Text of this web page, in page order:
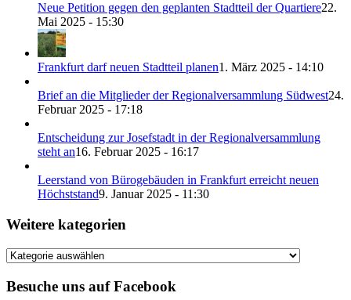
Neue Petition gegen den geplanten Stadtteil der Quartiere22.
Mai 2025 - 15:30
Frankfurt darf neuen Stadtteil planen1. März 2025 - 14:10
Brief an die Mitglieder der Regionalversammlung Südwest24.
Februar 2025 - 17:18
Entscheidung zur Josefstadt in der Regionalversammlung
steht an16. Februar 2025 - 16:17
Leerstand von Bürogebäuden in Frankfurt erreicht neuen
Höchststand9. Januar 2025 - 11:30
Weitere kategorien
Weitere
Besuche uns auf Facebook